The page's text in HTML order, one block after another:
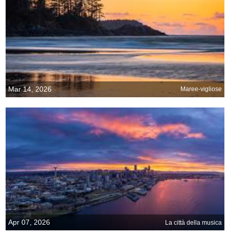
Mar 14, 2026 Maree-vigliose
Apr 07, 2026 La città della musica